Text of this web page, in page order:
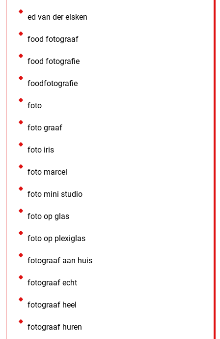
ed van der elsken
food fotograaf
food fotografie
foodfotografie
foto
foto graaf
foto iris
foto marcel
foto mini studio
foto op glas
foto op plexiglas
fotograaf aan huis
fotograaf echt
fotograaf heel
fotograaf huren